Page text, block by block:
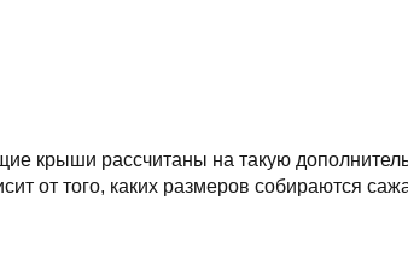
крыши рассчитаны на такую
от того, каких размеров собираются